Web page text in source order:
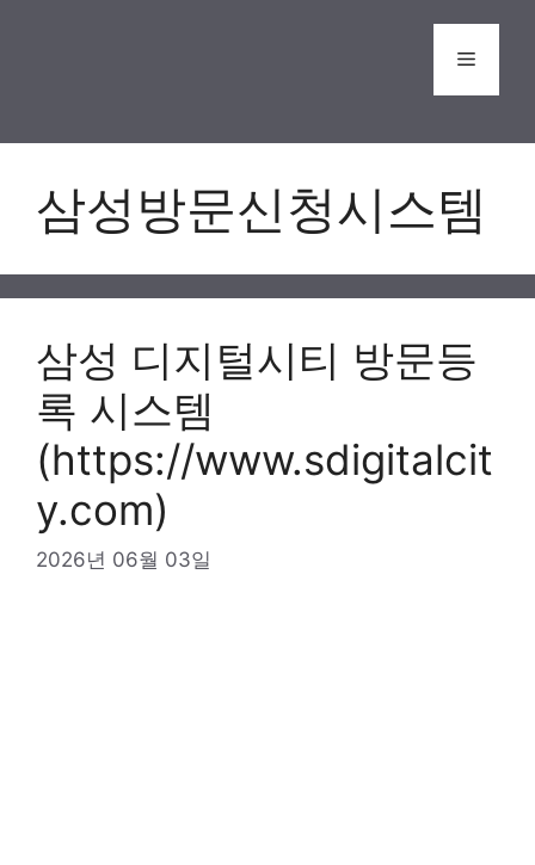
Menu
삼성방문신청시스템
삼성 디지털시티 방문등
록 시스템
(https://www.sdigitalcit
y.com)
2026년 06월 03일